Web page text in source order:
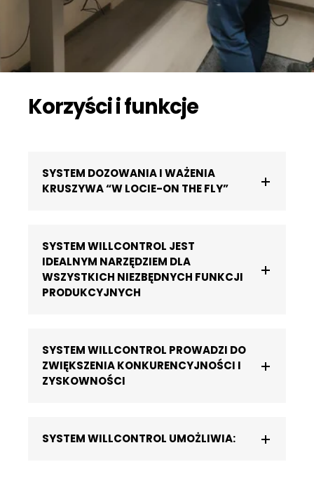
Korzyści i funkcje
SYSTEM DOZOWANIA I WAŻENIA
KRUSZYWA “W LOCIE-ON THE FLY”
SYSTEM WILLCONTROL JEST
IDEALNYM NARZĘDZIEM DLA
WSZYSTKICH NIEZBĘDNYCH FUNKCJI
PRODUKCYJNYCH
SYSTEM WILLCONTROL PROWADZI DO
ZWIĘKSZENIA KONKURENCYJNOŚCI I
ZYSKOWNOŚCI
SYSTEM WILLCONTROL UMOŻLIWIA: